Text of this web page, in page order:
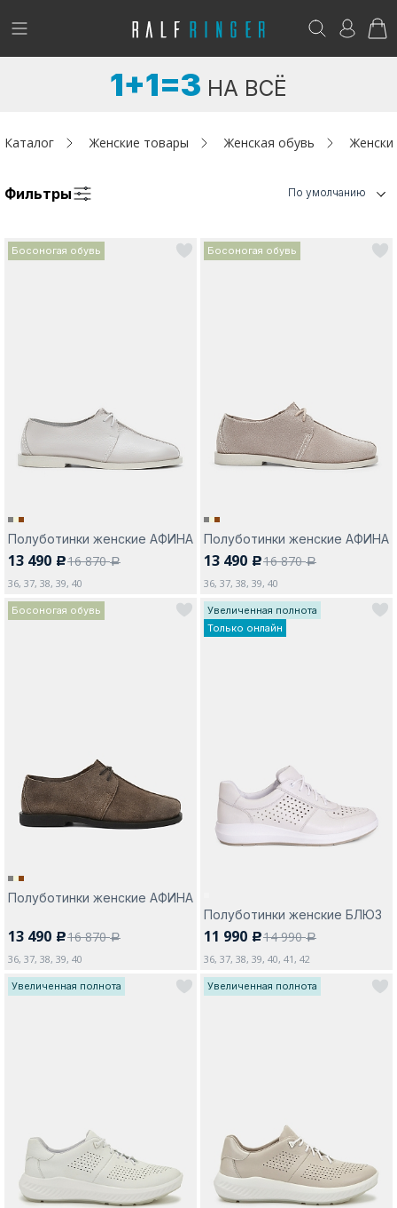
!
Женщинам
Да, все верно Изменить город
Возникли вопросы? - club@ralf.ru
1+1=3 НА ВСЁ
Каталог Женские товары Женская обувь
Фильтры По умолчанию
Босоногая обувь
Полуботинки женские АФИНА
13 490 c16 870a
36, 37, 38, 39, 40
Босоногая обувь
Полуботинки женские АФИНА
13 490 c16 870a
36, 37, 38, 39, 40
Босоногая обувь
Полуботинки женские АФИНА
13 490 c16 870a
36, 37, 38, 39, 40
Увеличенная полнота
Только онлайн
Полуботинки женские БЛЮЗ
11 990 c14 990a
36, 37, 38, 39, 40, 41, 42
Увеличенная полнота Увеличенная полнота